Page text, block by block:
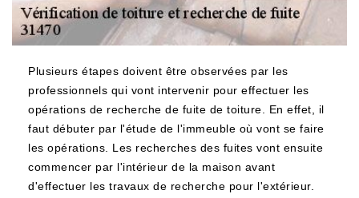
Plusieurs étapes doivent être observées par les
professionnels qui vont intervenir pour effectuer les
opérations de recherche de fuite de toiture. En effet, il
faut débuter par l'étude de l'immeuble où vont se faire
les opérations. Les recherches des fuites vont ensuite
commencer par l'intérieur de la maison avant
d'effectuer les travaux de recherche pour l'extérieur.